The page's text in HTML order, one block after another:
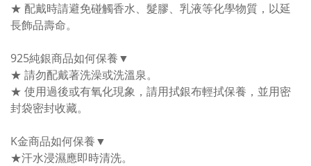
★ 配戴時請避免碰觸香水、髮膠、乳液等化學物質，以延
長飾品壽命。
925純銀商品如何保養▼
★ 請勿配戴著洗澡或洗溫泉。
★ 使用過後或有氧化現象，請用拭銀布輕拭保養，並用密
封袋密封收藏。
K金商品如何保養▼
★汗水浸濕應即時清洗。